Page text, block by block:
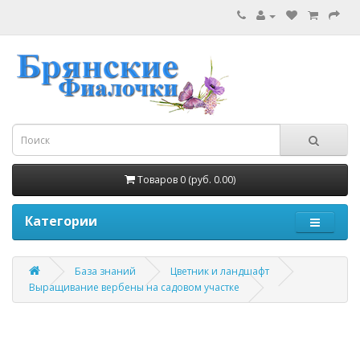
Товаров 0 (руб. 0.00)
Категории
База знаний
Цветник и ландшафт
Выращивание вербены на садовом участке